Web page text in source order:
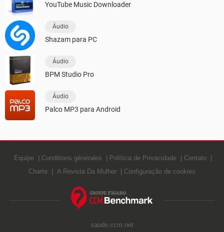
YouTube Music Downloader
Áudio
Shazam para PC
Áudio
BPM Studio Pro
Áudio
Palco MP3 para Android
Equipe Conditions générales Política de Privacidade
Contato
Charte
A Revista Da Mulher Configuração de cookies
saude.ccm.net